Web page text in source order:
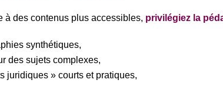
à des contenus plus accessibles, privilégiez la
synthétiques,
des sujets complexes,
juridiques » courts et pratiques,